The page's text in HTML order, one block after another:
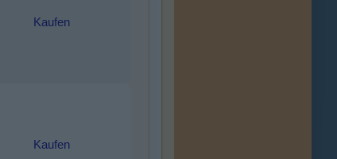
Kaufen
Kaufen